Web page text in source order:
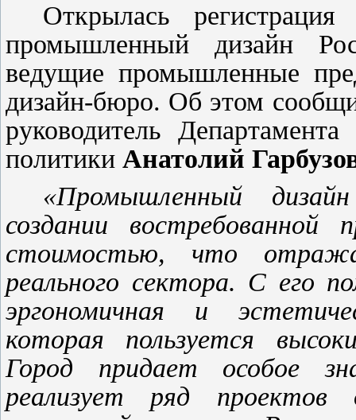
Открылась
промышленный дизайн
ведущие промышленные
дизайн-бюро. Об этом
руководитель
политики Анатолий
«Промышленный
создании востребованной
стоимостью, что
реального сектора. С его
эргономичная и
которая пользуется
Город придает особое
реализует ряд проектов